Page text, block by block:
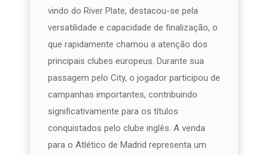
vindo do River Plate, destacou-se pela
versatilidade e capacidade de finalização, o
que rapidamente chamou a atenção dos
principais clubes europeus. Durante sua
passagem pelo City, o jogador participou de
campanhas importantes, contribuindo
significativamente para os títulos
conquistados pelo clube inglês. A venda
para o Atlético de Madrid representa um